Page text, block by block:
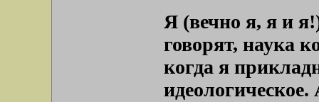
Я (вечно я, я и
говорят, наука
когда я
идеологическое.